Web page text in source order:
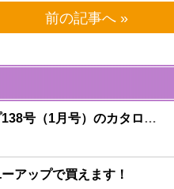
前の記事へ »
謹賀新年！ユーアップ138号（1月号）のカタログ・チラシの発刊をお知らせいたします！
アップで買えます！